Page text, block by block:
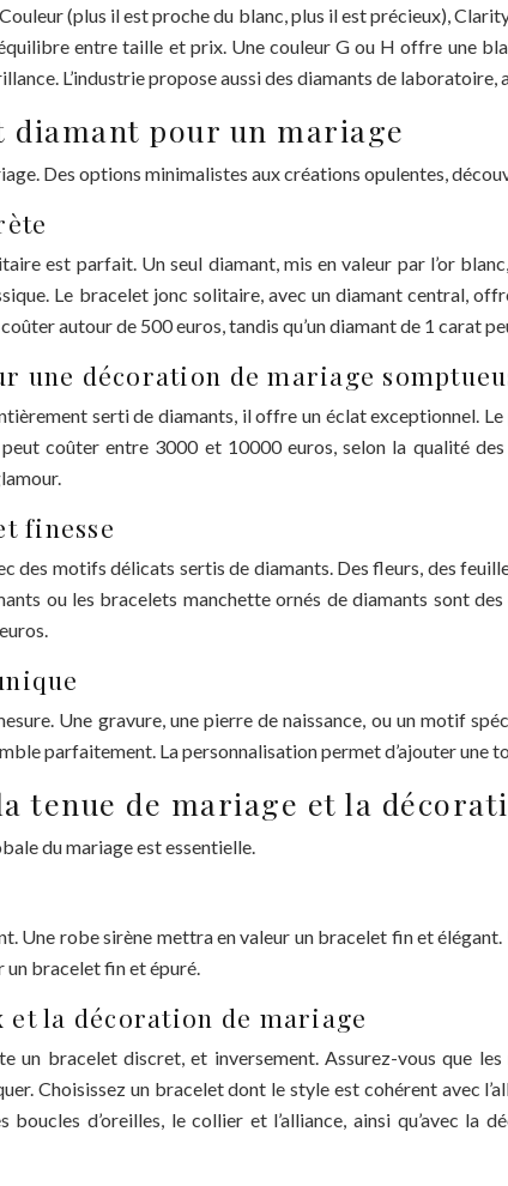
(plus il est proche du blanc, plus il est précieux),
entre taille et prix. Une couleur G ou H offre une
L’industrie propose aussi des diamants de
diamant pour un mariage
Des options minimalistes aux créations opulentes,
est parfait. Un seul diamant, mis en valeur par l’or
Le bracelet jonc solitaire, avec un diamant central,
autour de 500 euros, tandis qu’un diamant de 1 carat
une décoration de mariage
serti de diamants, il offre un éclat exceptionnel.
coûter entre 3000 et 10000 euros, selon la qualité
finesse
des motifs délicats sertis de diamants. Des fleurs, des
ou les bracelets manchette ornés de diamants sont
Une gravure, une pierre de naissance, ou un motif
parfaitement. La personnalisation permet d’ajouter une
tenue de mariage et la
du mariage est essentielle.
Une robe sirène mettra en valeur un bracelet fin et
un bracelet fin et épuré.
la décoration de mariage
un bracelet discret, et inversement. Assurez-vous que
Choisissez un bracelet dont le style est cohérent avec
d’oreilles, le collier et l’alliance, ainsi qu’avec